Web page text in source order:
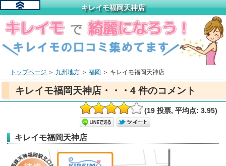
キレイモ福岡天神店
トップページ ＞ 九州地方 ＞ 福岡 ＞ キレイモ福岡天神店
キレイモ福岡天神店・・・4 件のコメント
(19 投票, 平均点: 3.95)
キレイモ福岡天神店